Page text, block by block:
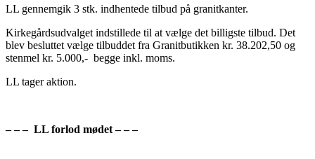
LL gennemgik 3 stk. indhentede tilbud på granitkanter.
Kirkegårdsudvalget indstillede til at vælge det billigste tilbud. Det
blev besluttet vælge tilbuddet fra Granitbutikken kr. 38.202,50 og
stenmel kr. 5.000,- begge inkl. moms.
LL tager aktion.
– – – LL forlod mødet – – –